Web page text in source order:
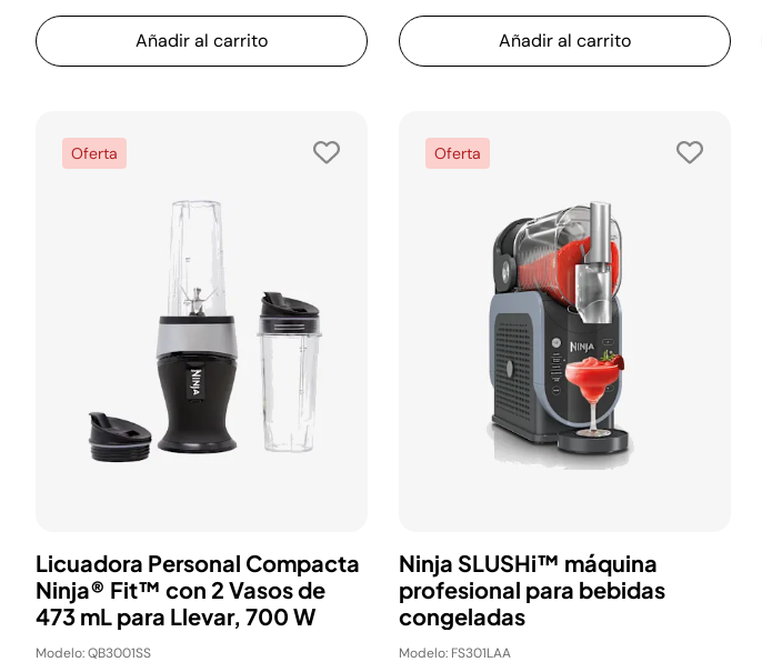
Añadir al carrito Añadir al carrito
Oferta
Licuadora Personal Compacta
Ninja® Fit™ con 2 Vasos de
473 mL para Llevar, 700 W
Modelo: QB3001SS
Oferta
Ninja SLUSHi™ máquina
profesional para bebidas
congeladas
Modelo: FS301LAA